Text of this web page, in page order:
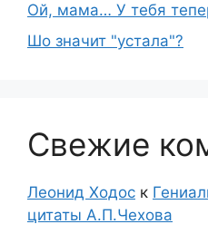
Ой, мама… У тебя
Шо знaчит "устaла"?
Свежие
Леонид Ходос к
цитаты А.П.Чехова